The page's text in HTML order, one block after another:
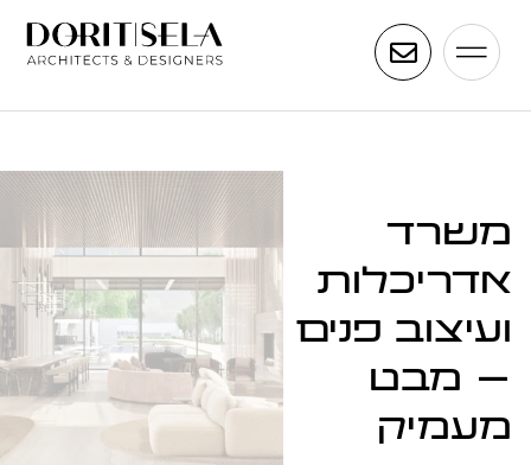
משרד
אדריכלות
ועיצוב פנים
– מבט
מעמיק